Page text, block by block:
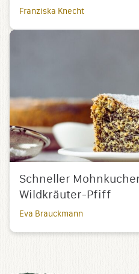
Franziska Knecht
Schneller
Wildkräuter-Pfiff
Eva Brauckmann